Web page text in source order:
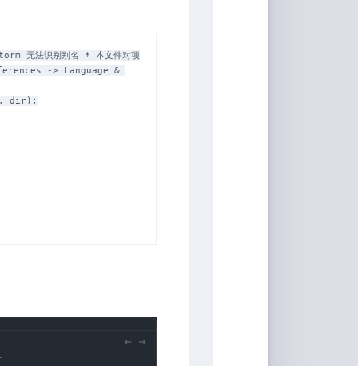
无法识别别名 * 本文件对项
-> Language &
dir);